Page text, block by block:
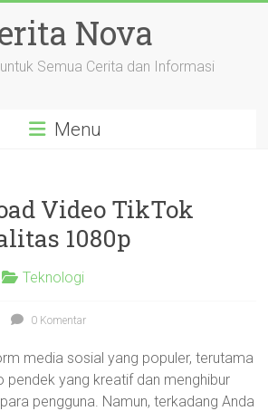
Nova
Semua Cerita dan Informasi
Menu
Video TikTok
1080p
Teknologi
0 Komentar
media sosial yang populer, terutama
pendek yang kreatif dan menghibur
pengguna. Namun, terkadang Anda